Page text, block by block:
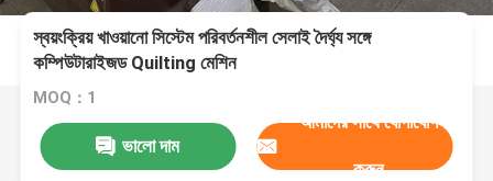
স্বয়ংক্রিয় খাওয়ানো সিস্টেম পরিবর্তনশীল সেলাই দৈর্ঘ্য সঙ্গে
কম্পিউটারাইজড Quilting মেশিন
MOQ：1
ভালো দাম
আমাদের সাথে যোগাযোগ
করুন